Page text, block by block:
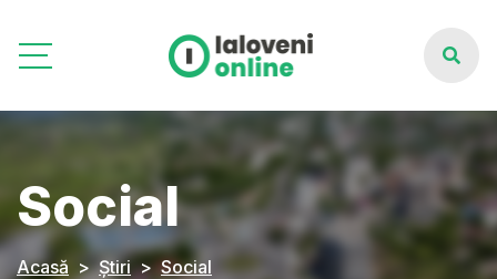
Social
Acasă Știri Social